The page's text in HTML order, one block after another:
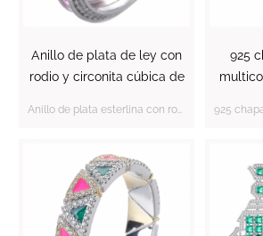
Anillo de plata de ley con
rodio y circonita cúbica de
en forma de corazón
Anillo de plata esterlina con rodio CZ rosa con diamante en el centro en forma de corazón
925